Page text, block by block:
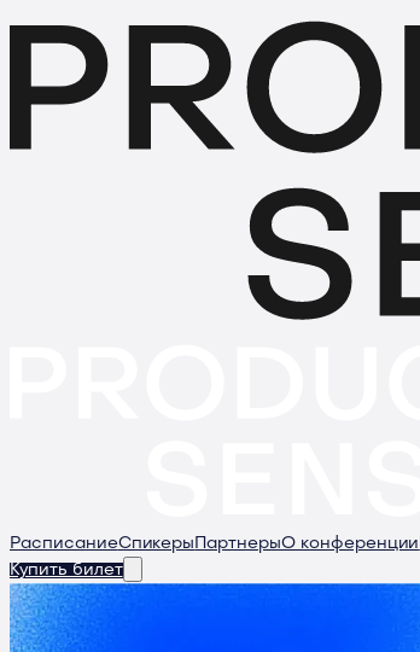
РасписаниеСпикеры ПартнерыО конференции
Купить билет